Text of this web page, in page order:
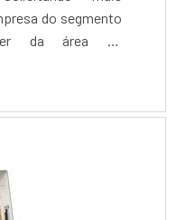
do segmento
da área de
de corte a
- Máquinas,
poderá contar
FHTEC -